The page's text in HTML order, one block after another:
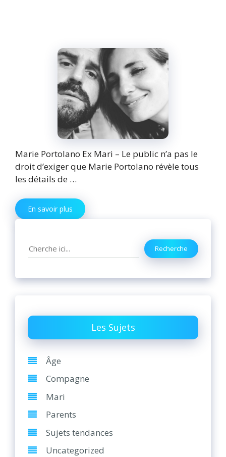
Marie Portolano Ex Mari – Le public n’a pas le
droit d’exiger que Marie Portolano révèle tous
les détails de …
En savoir plus
Search Recherche
Les Sujets
Âge
Compagne
Mari
Parents
Sujets tendances
Uncategorized